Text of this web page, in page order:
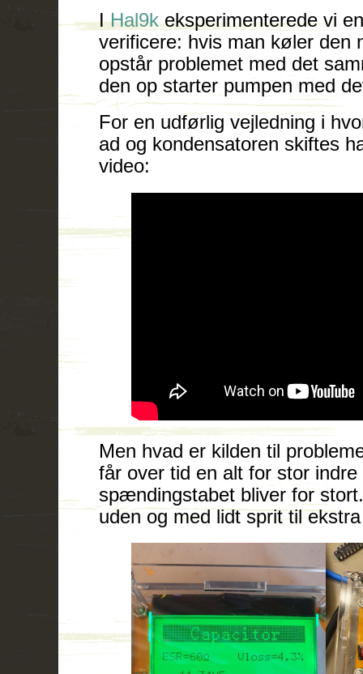
IHal9keksperimenterede vi
verificere: hvis man køler den
opstår problemet med det
den op starter pumpen med
For en udførlig vejledning i
ad og kondensatoren skiftes
video:
Men hvad er kilden til
får over tid en alt for stor
spændingstabet bliver for
uden og med lidt sprit til